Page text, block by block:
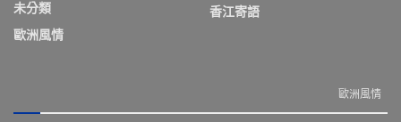
未分類
歐洲風情
香江寄語
歐洲風情